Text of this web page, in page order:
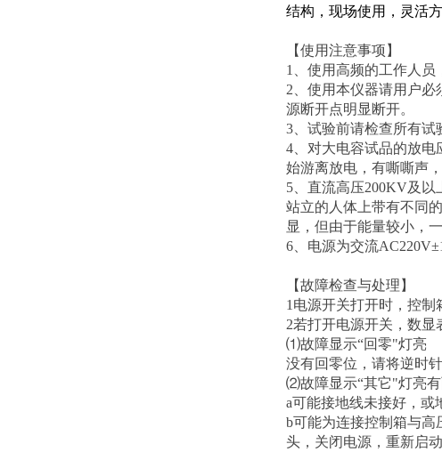
结构，现场使用，灵活
【使用注意事项】
1、使用高频的工作人员
2、使用本仪器请用户
源断开点明显断开。
3、试验前请检查所有试
4、对大电容试品的放
始游离放电，有嘶嘶声
5、直流高压200KV及
站立的人体上带有不同
显，但由于能量较小，
6、电源为交流
【故障检查与处理】
1电源开关打开时，控制
2若打开电源开关，数显
⑴故障显示“回零"灯亮
没有回零位，请将逆时
⑵故障显示“其它"灯亮有
a可能接地线未接好，或
b可能为连接控制箱与
头，关闭电源，重新启动